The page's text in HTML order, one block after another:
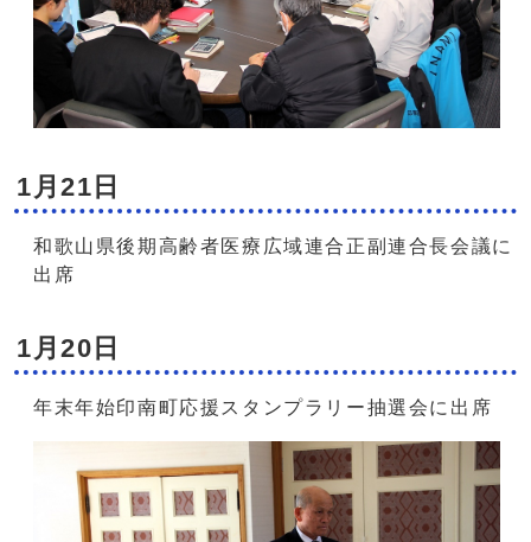
1月21日
和歌山県後期高齢者医療広域連合正副連合長会議に
出席
1月20日
年末年始印南町応援スタンプラリー抽選会に出席